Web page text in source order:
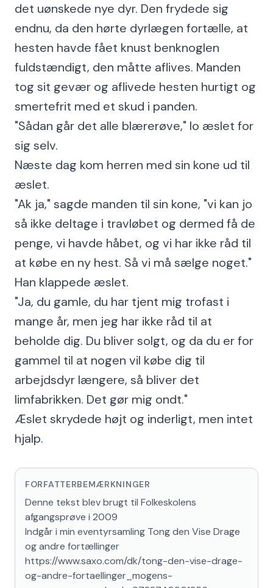
det uønskede nye dyr. Den frydede sig
endnu, da den hørte dyrlægen fortælle, at
hesten havde fået knust benknoglen
fuldstændigt, den måtte aflives. Manden
tog sit gevær og aflivede hesten hurtigt og
smertefrit med et skud i panden.
"Sådan går det alle blærerøve," lo æslet for
sig selv.
Næste dag kom herren med sin kone ud til
æslet.
"Ak ja," sagde manden til sin kone, "vi kan jo
så ikke deltage i travløbet og dermed få de
penge, vi havde håbet, og vi har ikke råd til
at købe en ny hest. Så vi må sælge noget."
Han klappede æslet.
"Ja, du gamle, du har tjent mig trofast i
mange år, men jeg har ikke råd til at
beholde dig. Du bliver solgt, og da du er for
gammel til at nogen vil købe dig til
arbejdsdyr længere, så bliver det
limfabrikken. Det gør mig ondt."
Æslet skrydede højt og inderligt, men intet
hjalp.
FORFATTERBEMÆRKNINGER
Denne tekst blev brugt til Folkeskolens
afgangsprøve i 2009
Indgår i min eventyrsamling Tong den Vise Drage
og andre fortællinger
https://www.saxo.com/dk/tong-den-vise-drage-
og-andre-fortaellinger_mogens-